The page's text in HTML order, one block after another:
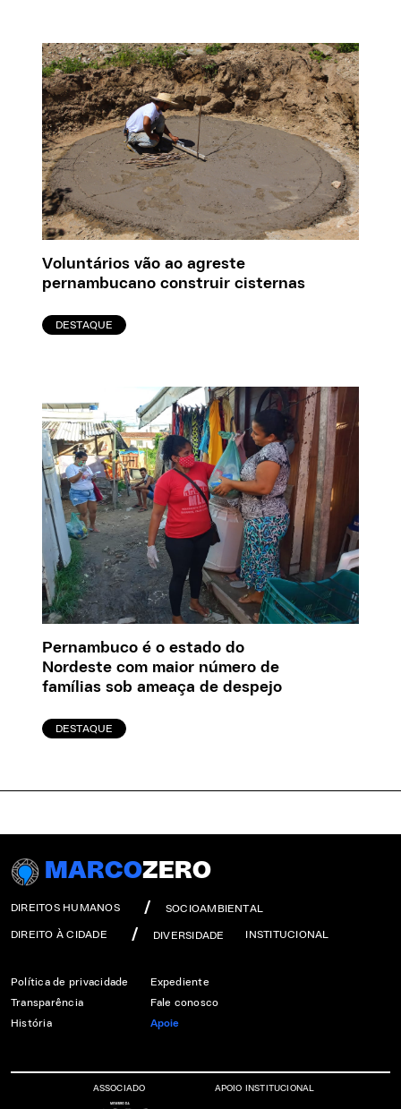
Voluntários vão ao agreste
pernambucano construir cisternas
DESTAQUE
Pernambuco é o estado do
Nordeste com maior número de
famílias sob ameaça de despejo
DESTAQUE
MARCOZERO
DIREITOS HUMANOS SOCIOAMBIENTAL
DIREITO À CIDADE DIVERSIDADE INSTITUCIONAL
Política de privacidade
Transparência
História
Expediente
Fale conosco
Apoie
ASSOCIADO APOIO INSTITUCIONAL